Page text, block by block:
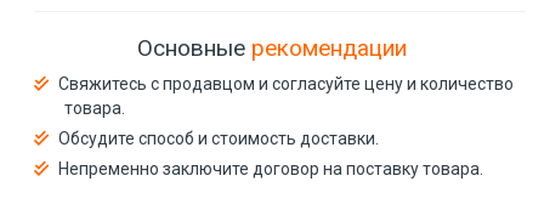
Основные рекомендации
Свяжитесь с продавцом и согласуйте цену и количество
товара.
Обсудите способ и стоимость доставки.
Непременно заключите договор на поставку товара.